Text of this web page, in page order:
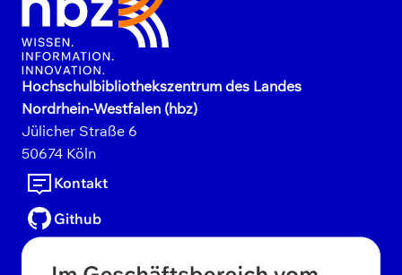
Hochschulbibliothekszentrum des Landes
Nordrhein-Westfalen (hbz)
Jülicher Straße 6
50674 Köln
Kontakt
Github